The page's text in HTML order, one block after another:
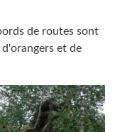
de routes sont
et de